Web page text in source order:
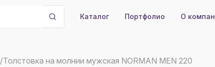
Каталог Портфолио О
/Толстовка на молнии мужская NORMAN MEN 220